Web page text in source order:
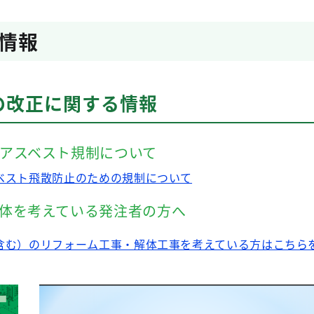
報
正に関する情報
スベスト規制について
ト飛散防止のための規制について
を考えている発注者の方へ
）のリフォーム工事・解体工事を考えている方はこちら